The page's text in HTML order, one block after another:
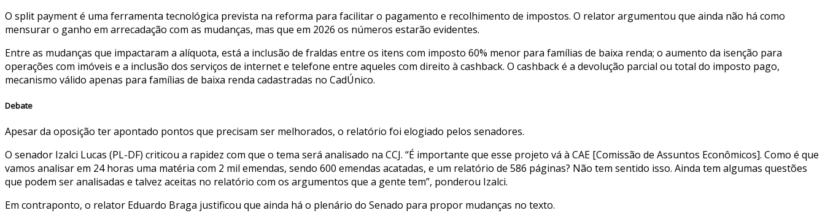
O split payment é uma ferramenta tecnológica prevista na reforma para facilitar o pagamento e recolhimento de impostos. O relator argumentou que ainda não há como
mensurar o ganho em arrecadação com as mudanças, mas que em 2026 os números estarão evidentes.
Entre as mudanças que impactaram a alíquota, está a inclusão de fraldas entre os itens com imposto 60% menor para famílias de baixa renda; o aumento da isenção para
operações com imóveis e a inclusão dos serviços de internet e telefone entre aqueles com direito à cashback. O cashback é a devolução parcial ou total do imposto pago,
mecanismo válido apenas para famílias de baixa renda cadastradas no CadÚnico.
Debate
Apesar da oposição ter apontado pontos que precisam ser melhorados, o relatório foi elogiado pelos senadores.
O senador Izalci Lucas (PL-DF) criticou a rapidez com que o tema será analisado na CCJ. “É importante que esse projeto vá à CAE [Comissão de Assuntos Econômicos]. Como é que
vamos analisar em 24 horas uma matéria com 2 mil emendas, sendo 600 emendas acatadas, e um relatório de 586 páginas? Não tem sentido isso. Ainda tem algumas questões
que podem ser analisadas e talvez aceitas no relatório com os argumentos que a gente tem”, ponderou Izalci.
Em contraponto, o relator Eduardo Braga justificou que ainda há o plenário do Senado para propor mudanças no texto.